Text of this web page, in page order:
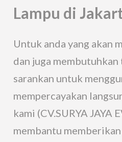
Lampu di
Untuk anda yang akan
dan juga membutuhkan
sarankan untuk
mempercayakan
kami (CV.SURYA JAYA
membantu